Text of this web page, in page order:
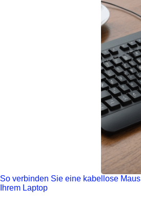
So verbinden Sie eine kabellose
Ihrem Laptop